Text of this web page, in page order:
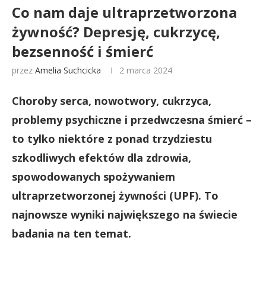
Co nam daje ultraprzetworzona
żywność? Depresję, cukrzycę,
bezsenność i śmierć
przez Amelia Suchcicka 2 marca 2024
Choroby serca, nowotwory, cukrzyca,
problemy psychiczne i przedwczesna śmierć –
to tylko niektóre z ponad trzydziestu
szkodliwych efektów dla zdrowia,
spowodowanych spożywaniem
ultraprzetworzonej żywności (UPF). To
najnowsze wyniki największego na świecie
badania na ten temat.